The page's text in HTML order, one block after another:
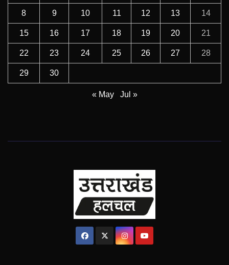
8 9 10 11 12 13 14
15 16 17 18 19 20 21
22 23 24 25 26 27 28
29 30
« May Jul »